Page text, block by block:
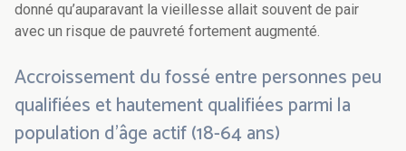
donné qu’auparavant la vieillesse allait souvent de pair
avec un risque de pauvreté fortement augmenté.
Accroissement du fossé entre personnes peu
qualifiées et hautement qualifiées parmi la
population d’âge actif (18-64 ans)